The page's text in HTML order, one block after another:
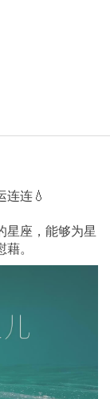
连连💧
星座，能够为星
。